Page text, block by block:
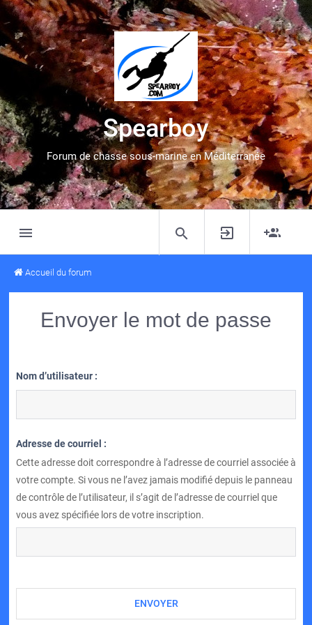
Spearboy
Forum de chasse sous-marine en Méditerranée
Accueil du forum
Envoyer le mot de passe
Nom d’utilisateur :
Adresse de courriel :
Cette adresse doit correspondre à l’adresse de courriel associée à
votre compte. Si vous ne l’avez jamais modifié depuis le panneau
de contrôle de l’utilisateur, il s’agit de l’adresse de courriel que
vous avez spécifiée lors de votre inscription.